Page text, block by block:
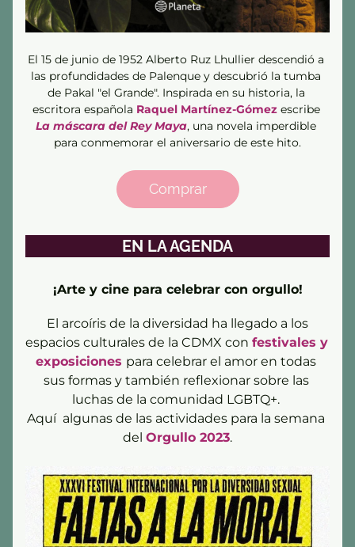
El 15 de junio de 1952 Alberto Ruz Lhullier descendió a
las profundidades de Palenque y descubrió la tumba
de Pakal "el Grande". Inspirada en su historia, la
escritora española Raquel Martínez-Gómez
escribe
La máscara del Rey Maya, una novela imperdible
para conmemorar el aniversario de este hito.
Comprar
EN LA AGENDA
¡Arte y cine para celebrar con orgullo!
El arcoíris de la diversidad ha llegado a los
espacios culturales de la CDMX con festivales y
exposiciones para celebrar el amor en todas
sus formas y también reflexionar sobre las
luchas de la comunidad LGBTQ+.
Aquí  algunas de las actividades para la semana
del Orgullo 2023.